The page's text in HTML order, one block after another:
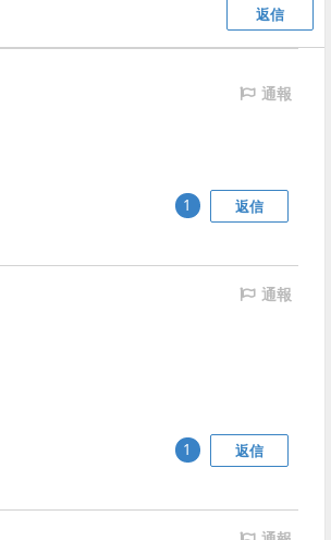
返信
通報
返信
1
通報
返信
1